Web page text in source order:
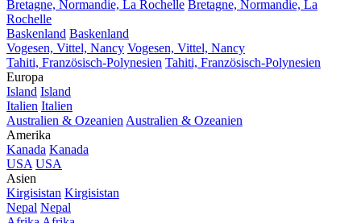
Bretagne, Normandie, La Rochelle Bretagne, Normandie, La
Rochelle
Baskenland Baskenland
Vogesen, Vittel, Nancy Vogesen, Vittel, Nancy
Tahiti, Französisch-Polynesien Tahiti, Französisch-Polynesien
Europa
Island Island
Italien Italien
Australien & Ozeanien Australien & Ozeanien
Amerika
Kanada Kanada
USA USA
Asien
Kirgisistan Kirgisistan
Nepal Nepal